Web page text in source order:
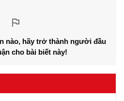
nào, hãy trở thành người đầu
cho bài biết này!